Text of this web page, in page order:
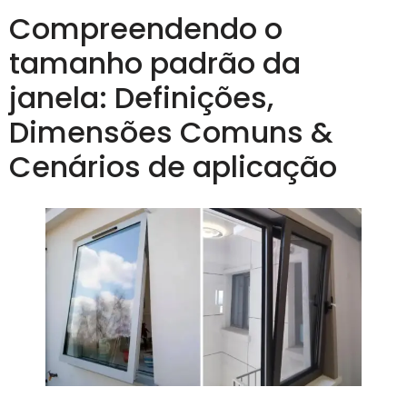
Compreendendo o
tamanho padrão da
janela: Definições,
Dimensões Comuns &
Cenários de aplicação